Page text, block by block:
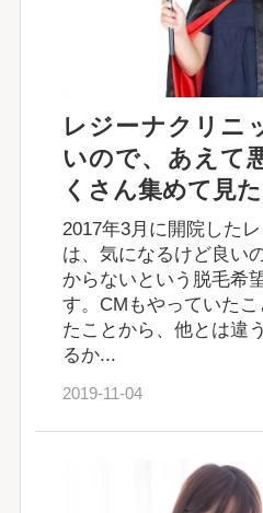
レジーナクリニ
いので、あえて
くさん集めて見た
2017年3月に開院した
は、気になるけど良い
からないという脱毛希
す。CMもやっていた
たことから、他とは違
るか...
2019-11-04